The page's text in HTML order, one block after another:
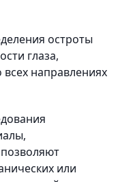
остроты
глаза,
направлениях
или